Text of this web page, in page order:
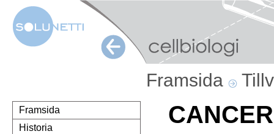
Framsida
Framsida
Historia
CANCER